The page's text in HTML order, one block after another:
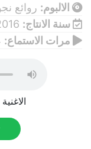
الالبوم: روائع
سنة الانتاج:
مرات الاستماع: